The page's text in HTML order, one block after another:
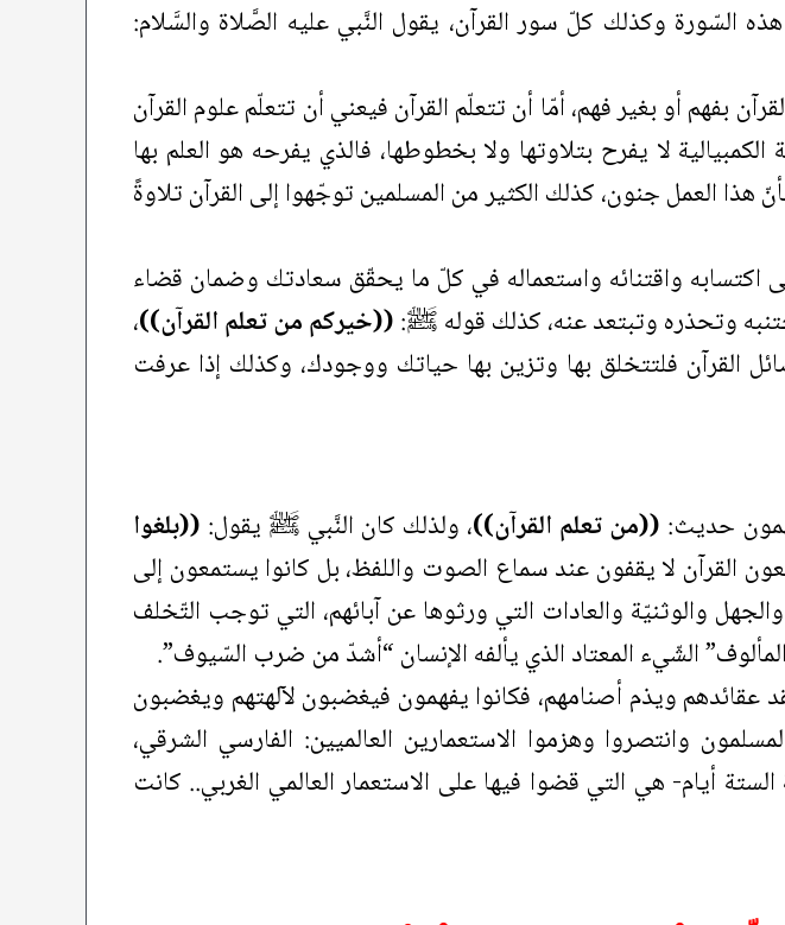
السّورة وكذلك كلّ سور القرآن، يقول النَّبي عليه الصَّلاة والسَّلام:
بفهم أو بغير فهم، أمّا أن تتعلّم القرآن فيعني أن تتعلّم علوم القرآن
لا يفرح بتلاوتها ولا بخطوطها، فالذي يفرحه هو العلم بها
هذا العمل جنون، كذلك الكثير من المسلمين توجّهوا إلى القرآن تلاوةً
واقتنائه واستعماله في كلّ ما يحقّق سعادتك وضمان قضاء
وتحذره وتبتعد عنه، كذلك قوله ﷺ:((خيركم من تعلم القرآن))،
القرآن فلتتخلق بها وتزين بها حياتك ووجودك، وكذلك إذا عرفت
حديث: ((من تعلم القرآن))، ولذلك كان النَّبي ﷺ يقول: ((بلغوا
القرآن لا يقفون عند سماع الصوت واللفظ، بل كانوا يستمعون إلى
والوثنيّة والعادات التي ورثوها عن آبائهم، التي توجب التّخلف
الشّيء المعتاد الذي يألفه الإنسان “أشدّ من ضرب السّيوف”.
عقائدهم ويذم أصنامهم، فكانوا يفهمون فيغضبون لآلهتهم ويغضبون
وانتصروا وهزموا الاستعمارين العالميين: الفارسي الشرقي،
أيام- هي التي قضوا فيها على الاستعمار العالمي الغربي.. كانت